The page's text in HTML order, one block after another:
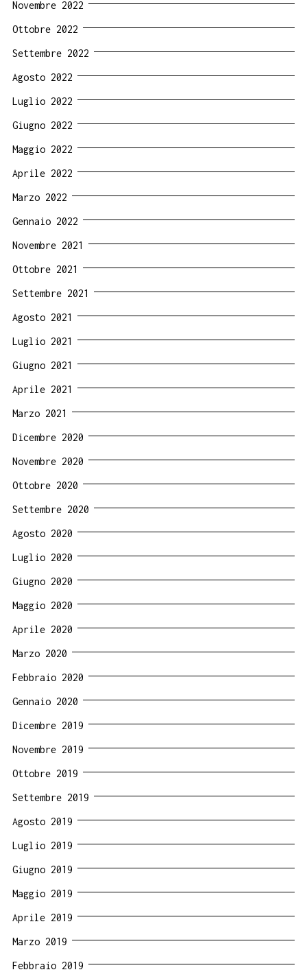
Novembre 2022
Ottobre 2022
Settembre 2022
Agosto 2022
Luglio 2022
Giugno 2022
Maggio 2022
Aprile 2022
Marzo 2022
Gennaio 2022
Novembre 2021
Ottobre 2021
Settembre 2021
Agosto 2021
Luglio 2021
Giugno 2021
Aprile 2021
Marzo 2021
Dicembre 2020
Novembre 2020
Ottobre 2020
Settembre 2020
Agosto 2020
Luglio 2020
Giugno 2020
Maggio 2020
Aprile 2020
Marzo 2020
Febbraio 2020
Gennaio 2020
Dicembre 2019
Novembre 2019
Ottobre 2019
Settembre 2019
Agosto 2019
Luglio 2019
Giugno 2019
Maggio 2019
Aprile 2019
Marzo 2019
Febbraio 2019